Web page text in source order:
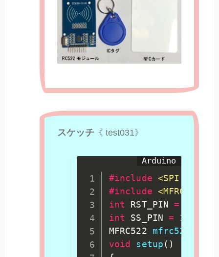
スケッチ 《 test031》
#include <SPI.h>
#include <MFRC522.h>
int
RST_PIN =
int
SS_PIN = 10
MFRC522 mfrc522
void
setup( )